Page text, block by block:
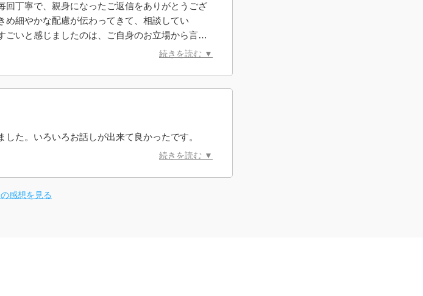
丁寧で、親身になったご返信をありがとうござ
め細やかな配慮が伝わってきて、相談してい
いと感じましたのは、ご自身のお立場から言え
と線引きしながらお話しされていて、とてもわか
しいと思いますが、毎回そのような丁寧で寄り
一緒にケアをして頂けた気がします。また事が
続きを読む ▼
た。いろいろお話しが出来て良かったです。
続きを読む ▼
感想を見る